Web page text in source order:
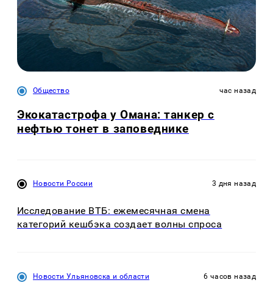
Общество час назад
Экокатастрофа у Омана: танкер с
нефтью тонет в заповеднике
Новости России 3 дня назад
Исследование ВТБ: ежемесячная смена
категорий кешбэка создает волны спроса
Новости Ульяновска и области 6 часов назад